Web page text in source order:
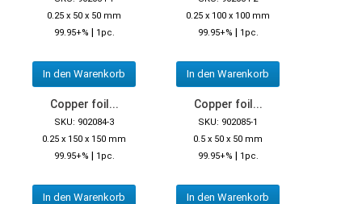
0.25 x 50 x 50 mm
99.95+% | 1pc.
In den Warenkorb
0.25 x 100 x 100 mm
99.95+% | 1pc.
In den Warenkorb
Copper foil...
SKU: 902084-3
0.25 x 150 x 150 mm
99.95+% | 1pc.
In den Warenkorb
Copper foil...
SKU: 902085-1
0.5 x 50 x 50 mm
99.95+% | 1pc.
In den Warenkorb